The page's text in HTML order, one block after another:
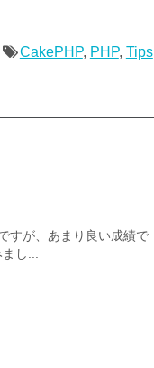
CakePHP, PHP, Tips
すが、あまり良い成績で
し...